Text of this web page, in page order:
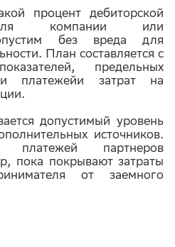
процент дебиторской
для компании или
без вреда для
План составляется с
предельных
платежейи затрат на
допустимый уровень
источников.
платежей партнеров
пока покрывают затраты
от заемного